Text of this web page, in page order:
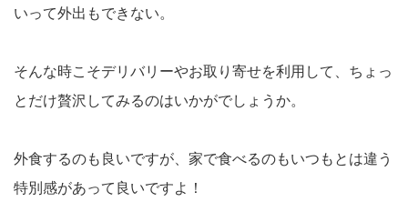
いって外出もできない。
そんな時こそデリバリーやお取り寄せを利用して、ちょっ
とだけ贅沢してみるのはいかがでしょうか。
外食するのも良いですが、家で食べるのもいつもとは違う
特別感があって良いですよ！